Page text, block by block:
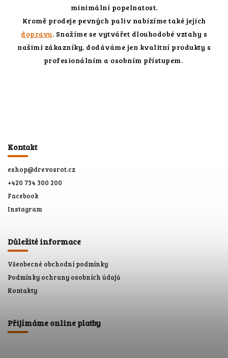
minimální popelnatost.
Kromě prodeje pevných paliv nabízíme také jejich
dopravu. Snažíme se vytvářet dlouhodobé vztahy s
našimi zákazníky, dodáváme jen kvalitní produkty s
profesionálním a osobním přístupem.
Kontakt
eshop@drevosrot.cz
+420 734 300 200
Facebook
Instagram
Důležité informace
Všeobecné obchodní podmínky
Podmínky ochrany osobních údajů
Kontakty
Přijímáme online platby